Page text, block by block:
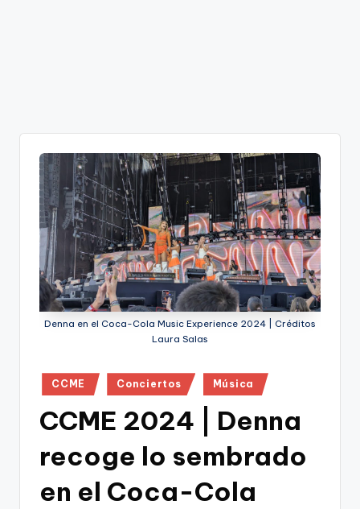
Denna en el Coca-Cola Music Experience 2024 | Créditos
Laura Salas
Publicado
en
CCME Conciertos Música
CCME 2024 | Denna
recoge lo sembrado
en el Coca-Cola